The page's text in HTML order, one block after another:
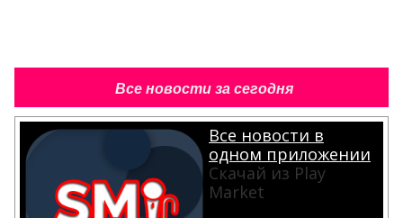
Все новости за сегодня
Все новости в
одном приложении
Скачай из Play
Market